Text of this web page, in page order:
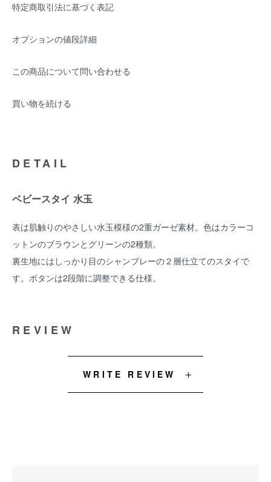
特定商取引法に基づく表記
オプションの値段詳細
この商品について問い合わせる
買い物を続ける
DETAIL
ベビースタイ 水玉
表は肌触りのやさしい水玉模様の2重ガーゼ素材。色はカラーコ
ットンのブラウンとグリーンの2種類。
裏生地にはしっかり目のシャンブレーの２層仕立てのスタイで
す。ボタンは2段階に調整できる仕様。
REVIEW
WRITE REVIEW